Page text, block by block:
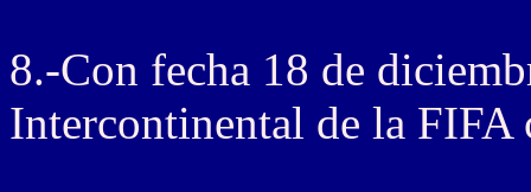
8.-Con fecha 18 de
Intercontinental de la FIFA